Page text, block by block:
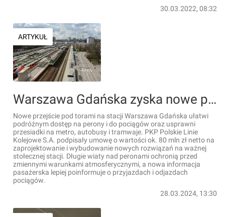
30.03.2022, 08:32
ARTYKUŁ
Warszawa Gdańska zyska nowe przejście pod torami i kolejne ułatwienia dla podróżnych
Nowe przejście pod torami na stacji Warszawa Gdańska ułatwi
podróżnym dostęp na perony i do pociągów oraz usprawni
przesiadki na metro, autobusy i tramwaje. PKP Polskie Linie
Kolejowe S.A. podpisały umowę o wartości ok. 80 mln zł netto na
zaprojektowanie i wybudowanie nowych rozwiązań na ważnej
stołecznej stacji. Długie wiaty nad peronami ochronią przed
zmiennymi warunkami atmosferycznymi, a nowa informacja
pasażerska lepiej poinformuje o przyjazdach i odjazdach
pociągów.
28.03.2024, 13:30